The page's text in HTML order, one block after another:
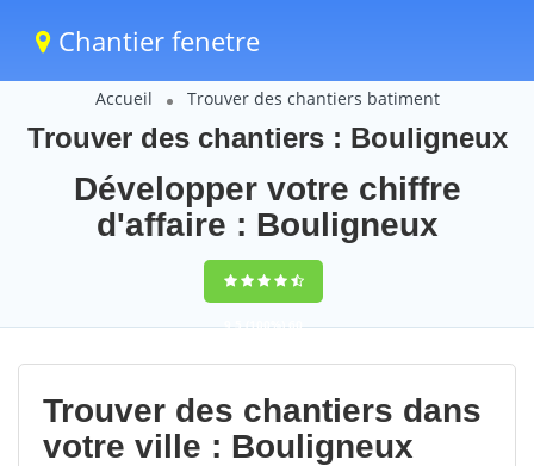
Chantier fenetre
Accueil Trouver des chantiers batiment
Trouver des chantiers : Bouligneux
Développer votre chiffre
d'affaire : Bouligneux
9,5(100%)60
votes
Trouver des chantiers dans
votre ville : Bouligneux